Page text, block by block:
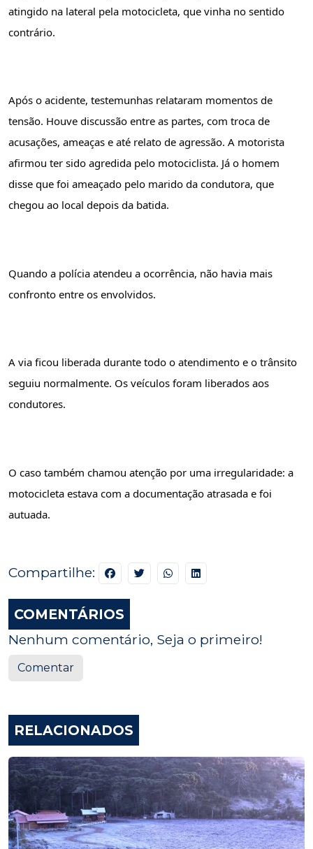
atingido na lateral pela motocicleta, que vinha no sentido
contrário.
Após o acidente, testemunhas relataram momentos de
tensão. Houve discussão entre as partes, com troca de
acusações, ameaças e até relato de agressão. A motorista
afirmou ter sido agredida pelo motociclista. Já o homem
disse que foi ameaçado pelo marido da condutora, que
chegou ao local depois da batida.
Quando a polícia atendeu a ocorrência, não havia mais
confronto entre os envolvidos.
A via ficou liberada durante todo o atendimento e o trânsito
seguiu normalmente. Os veículos foram liberados aos
condutores.
O caso também chamou atenção por uma irregularidade: a
motocicleta estava com a documentação atrasada e foi
autuada.
Compartilhe:
COMENTÁRIOS
Nenhum comentário, Seja o primeiro!
Comentar
RELACIONADOS